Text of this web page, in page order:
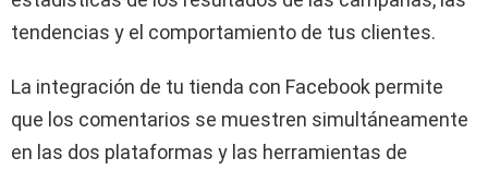
tendencias y el comportamiento de tus clientes.
La integración de tu tienda con Facebook permite
que los comentarios se muestren simultáneamente
en las dos plataformas y las herramientas de